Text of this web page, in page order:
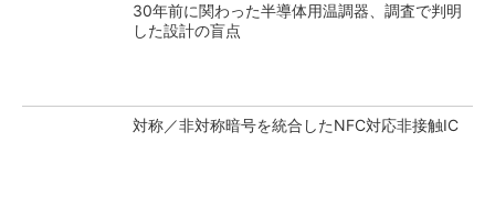
30年前に関わった半導体用温調器、調査で判明
した設計の盲点
対称／非対称暗号を統合したNFC対応非接触IC